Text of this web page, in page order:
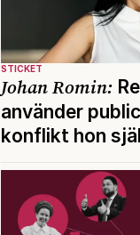
STICKET
Johan Romin:
använder
konflikt hon